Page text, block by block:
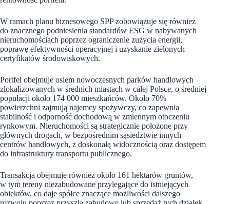
W ramach planu biznesowego SPP zobowiązuje się również
do znacznego podniesienia standardów ESG w nabywanych
nieruchomościach poprzez ograniczenie zużycia energii,
poprawę efektywności operacyjnej i uzyskanie zielonych
certyfikatów środowiskowych.
Portfel obejmuje osiem nowoczesnych parków handlowych
zlokalizowanych w średnich miastach w całej Polsce, o średniej
populacji około 174 000 mieszkańców. Około 70%
powierzchni zajmują najemcy spożywczy, co zapewnia
stabilność i odporność dochodową w zmiennym otoczeniu
rynkowym. Nieruchomości są strategicznie położone przy
głównych drogach, w bezpośrednim sąsiedztwie innych
centrów handlowych, z doskonałą widocznością oraz dostępem
do infrastruktury transportu publicznego.
Transakcja obejmuje również około 161 hektarów gruntów,
w tym tereny niezabudowane przylegające do istniejących
obiektów, co daje spółce znaczące możliwości dalszego